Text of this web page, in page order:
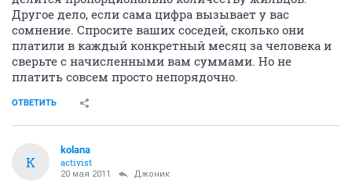
Другое дело, если сама цифра вызывает у вас
сомнение. Спросите ваших соседей, сколько они
платили в каждый конкретный месяц за человека и
сверьте с начисленными вам суммами. Но не
платить совсем просто непорядочно.
ОТВЕТИТЬ
K
kolana
activist
20 мая 2011 Джоник